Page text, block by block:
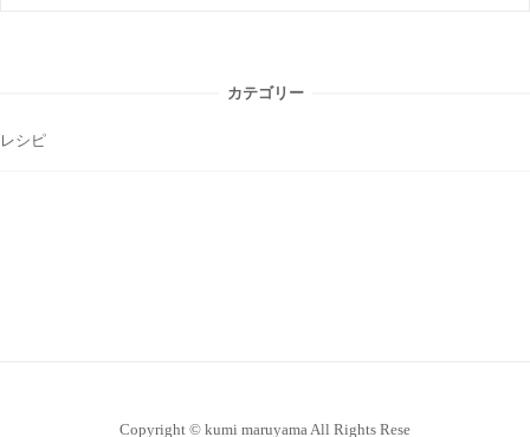
カテゴリー
レシピ
Copyright © kumi maruyama All Rights Rese